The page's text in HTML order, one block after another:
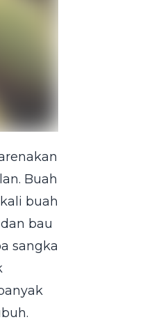
Buah
buah
bau
sangka